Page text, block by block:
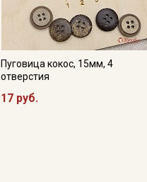
Пуговица кокос, 15мм, 4
отверстия
17 руб.